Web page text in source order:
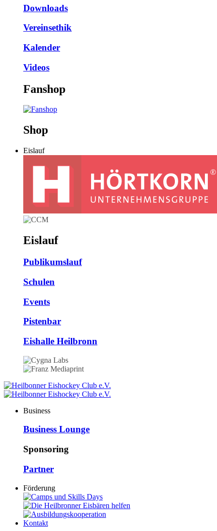
Downloads
Vereinsethik
Kalender
Videos
Fanshop
Shop
Eislauf
Eislauf
Publikumslauf
Schulen
Events
Pistenbar
Eishalle Heilbronn
Business
Business Lounge
Sponsoring
Partner
Förderung
Kontakt